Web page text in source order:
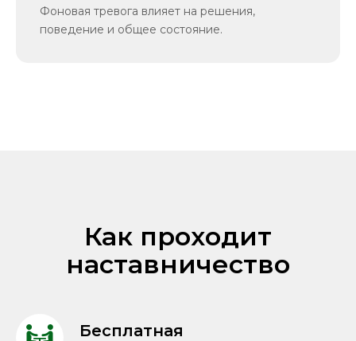
Фоновая тревога влияет на решения,
поведение и общее состояние.
Как проходит
наставничество
Бесплатная